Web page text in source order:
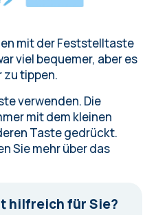
mit der Feststelltaste
viel bequemer, aber es
zu tippen.
verwenden. Die
mit dem kleinen
Taste gedrückt.
Sie mehr über das
hilfreich für Sie?